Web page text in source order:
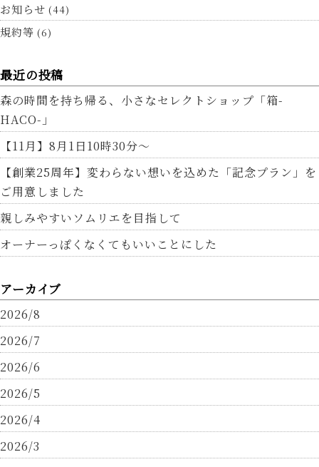
お知らせ (44)
規約等 (6)
最近の投稿
森の時間を持ち帰る、小さなセレクトショップ「箱-
HACO-」
【11月】8月1日10時30分～
【創業25周年】変わらない想いを込めた「記念プラン」を
ご用意しました
親しみやすいソムリエを目指して
オーナーっぽくなくてもいいことにした
アーカイブ
2026/8
2026/7
2026/6
2026/5
2026/4
2026/3